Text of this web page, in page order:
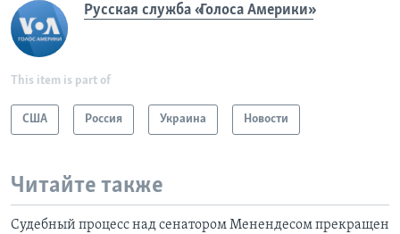
Русская служба «Голоса Америки»
This item is part of
США Россия Украина Новости
Читайте также
Судебный процесс над сенатором Менендесом прекращен